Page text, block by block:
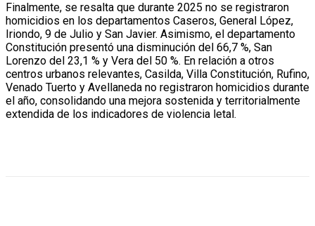
Finalmente, se resalta que durante 2025 no se registraron
homicidios en los departamentos Caseros, General López,
Iriondo, 9 de Julio y San Javier. Asimismo, el departamento
Constitución presentó una disminución del 66,7 %, San
Lorenzo del 23,1 % y Vera del 50 %. En relación a otros
centros urbanos relevantes, Casilda, Villa Constitución, Rufino,
Venado Tuerto y Avellaneda no registraron homicidios durante
el año, consolidando una mejora sostenida y territorialmente
extendida de los indicadores de violencia letal.